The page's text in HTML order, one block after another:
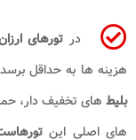
در تورهای
هزینه ها به حداقل
بلیط های تخفیف دار،
های اصلی این